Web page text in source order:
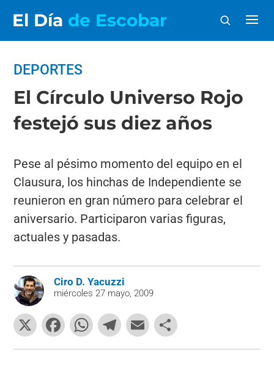
El Día de Escobar
DEPORTES
El Círculo Universo Rojo
festejó sus diez años
Pese al pésimo momento del equipo en el
Clausura, los hinchas de Independiente se
reunieron en gran número para celebrar el
aniversario. Participaron varias figuras,
actuales y pasadas.
Ciro D. Yacuzzi
miércoles 27 mayo, 2009
X
F
a
W
h
T
el
E
m o